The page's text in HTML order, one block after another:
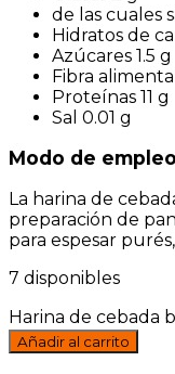
de las cuales
Hidratos de
Azúcares 1.5 g
Fibra
Proteínas 11 g
Sal 0.01 g
Modo de
La harina de
preparación de
para espesar
7 disponibles
Harina de cebada
Añadir al carrito